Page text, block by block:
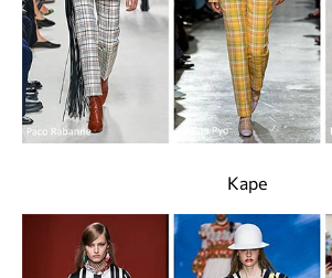
Каре